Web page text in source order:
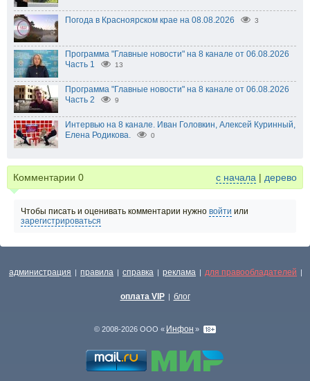
Погода в Красноярском крае на 08.08.2026 3
Программа "Главные новости" на 8 канале от 06.08.2026
Часть 1
13
Программа "Главные новости" на 8 канале от 06.08.2026
Часть 2
9
Интервью на 8 канале. Иван Головкин, Алексей Куринный,
Елена Родикова.
0
Комментарии 0 с начала | дерево
Чтобы писать и оценивать комментарии нужно войти или
зарегистрироваться
администрация | правила | справка | реклама | для правообладателей |
оплата VIP | блог
© 2008-2026 ООО « Инфон »